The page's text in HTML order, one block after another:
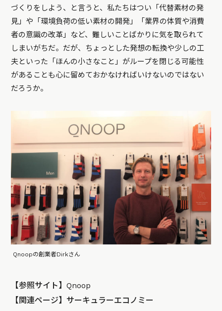
づくりをしよう、と言うと、私たちはつい「代替素材の発
見」や「環境負荷の低い素材の開発」「業界の体質や消費
者の意識の改革」など、難しいことばかりに気を取られて
しまいがちだ。だが、ちょっとした発想の転換や少しの工
夫といった「ほんの小さなこと」がループを閉じる可能性
があることも心に留めておかなければいけないのではない
だろうか。
Qnoopの創業者Dirkさん
【参照サイト】Qnoop
【関連ページ】 サーキュラーエコノミー